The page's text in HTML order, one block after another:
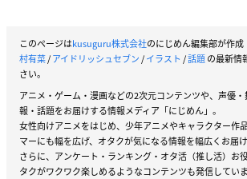
このページはkusuguru株式会社のにじめん編集部が作成
村有菜/アイドリッシュセブン/イラスト /話題の最新情
さい。
アニメ・ゲーム・漫画などの2次元コンテンツや、声優
報・話題をお届けする情報メディア「にじめん」。
女性向けアニメをはじめ、少年アニメやキャラクター作
マーにも幅を広げ、オタクが気になる情報を幅広くお届け
さらに、アンケート・ランキング・オタ活（推し活）お
タクがワクワク楽しめるようなコンテンツも発信していま